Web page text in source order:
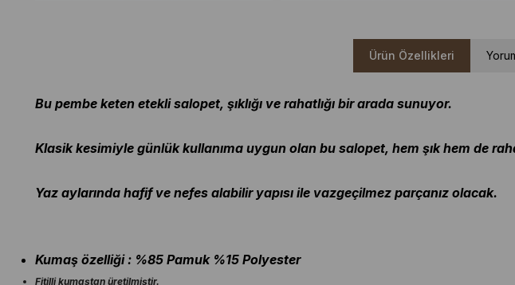
Ürün Özellikleri
Bu pembe keten etekli salopet, şıklığı ve rahatlığı bir arada sunuyor.
Klasik kesimiyle günlük kullanıma uygun olan bu salopet, hem şık hem de
Yaz aylarında hafif ve nefes alabilir yapısı ile vazgeçilmez parçanız olacak.
Kumaş özelliği : %85 Pamuk %15 Polyester
Fitilli kumaştan üretilmiştir.